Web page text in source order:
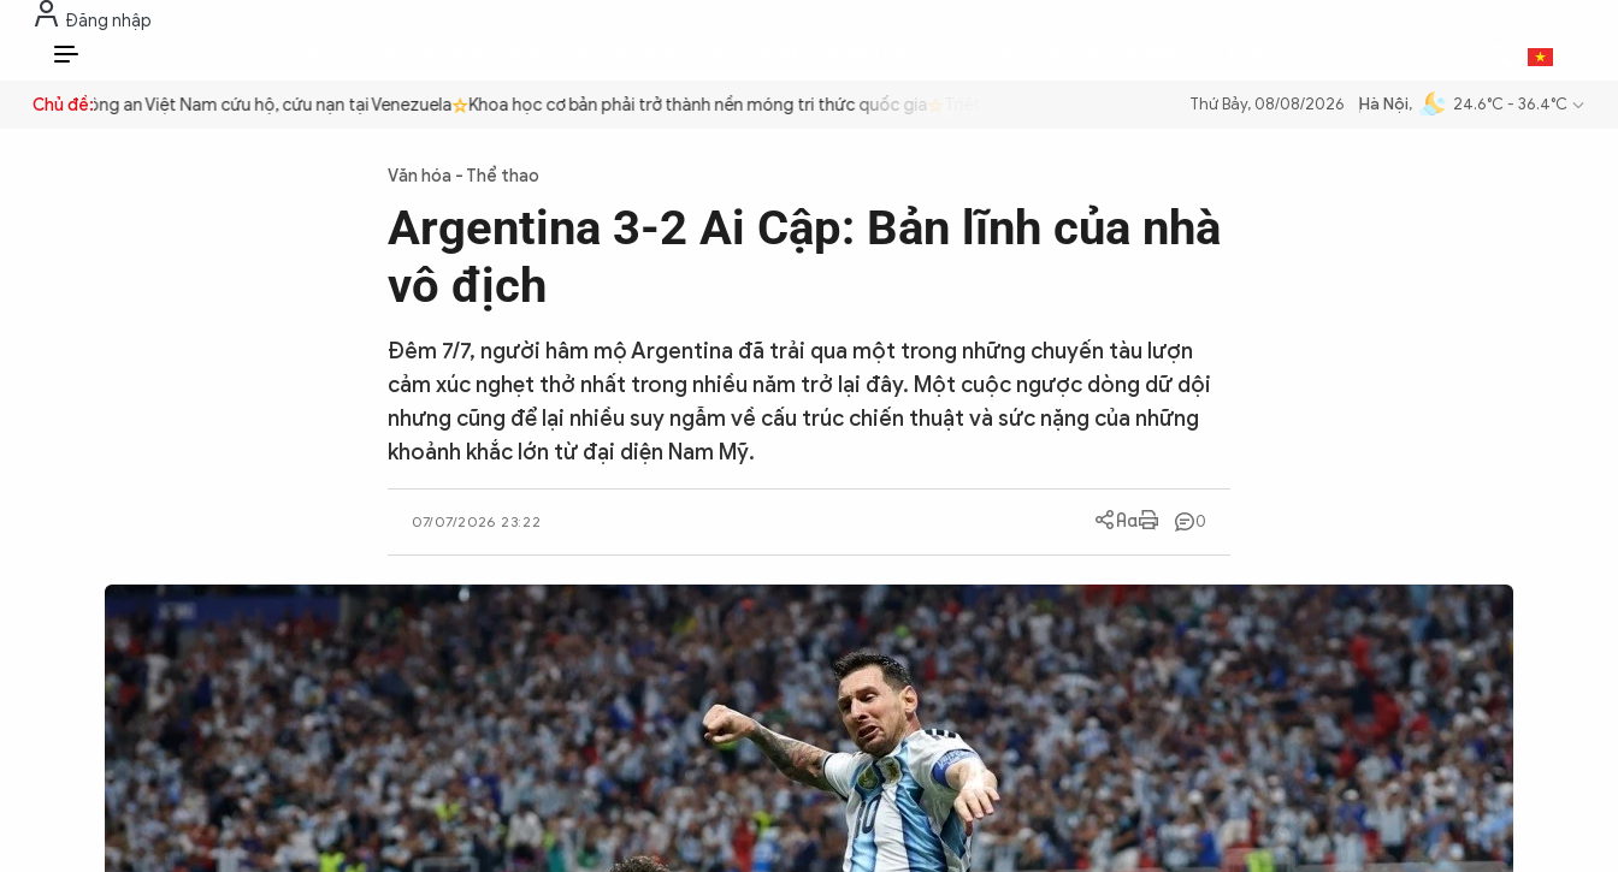
Đăng nhập
VI
VĂN HÓA - THỂ THAO
BẠN ĐỌC & CAND
Chủ đề:
Công an Việt Nam cứu hộ, cứu nạn tại Venezuela Khoa học cơ bản phải trở thành nền móng tri thức quốc gia Triệt để tiết kiệm xăng dầu để đảm bảo an ninh năng lượng quốc gia Thực hiện Nghị
Thứ Bảy, 08/08/2026 Hà Nội, 24.6°C - 36.4°C
Văn hóa - Thể thao
Argentina 3-2 Ai Cập: Bản lĩnh của nhà
vô địch
Đêm 7/7, người hâm mộ Argentina đã trải qua một trong những chuyến tàu lượn
cảm xúc nghẹt thở nhất trong nhiều năm trở lại đây. Một cuộc ngược dòng dữ dội
nhưng cũng để lại nhiều suy ngẫm về cấu trúc chiến thuật và sức nặng của những
khoảnh khắc lớn từ đại diện Nam Mỹ.
07/07/2026 23:22 0